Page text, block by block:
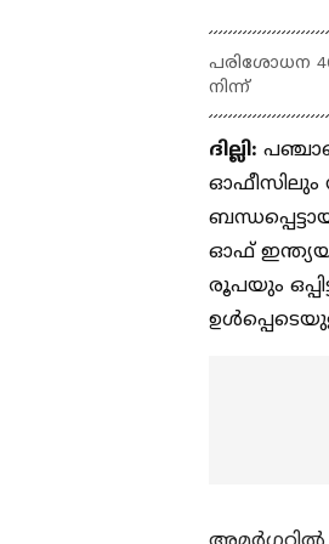
പരിശോധന
നിന്ന്
ദില്ലി:
ഓഫീസിലും
ഓഫ്
രൂപയും
അമർഗറിൽ